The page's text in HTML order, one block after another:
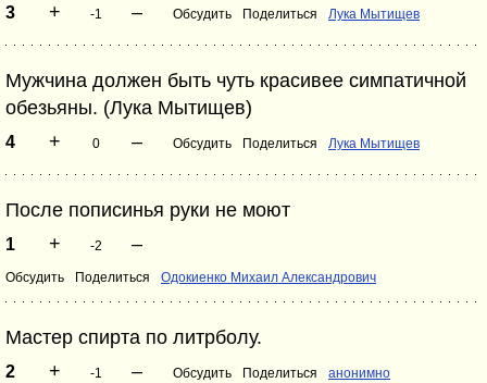
3 + -1 – Обсудить Поделиться Лука Мытищев
Мужчина должен быть чуть красивее симпатичной
обезьяны. (Лука Мытищев)
4 + 0 – Обсудить Поделиться Лука Мытищев
После пописинья руки не моют
1 + -2 –
Обсудить Поделиться Одокиенко Михаил Александрович
Мастер спирта по литрболу.
2 + -1 – Обсудить Поделиться анонимно